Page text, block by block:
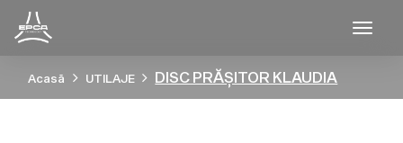
Acasă UTILAJE DISC PRĂȘITOR KLAUDIA